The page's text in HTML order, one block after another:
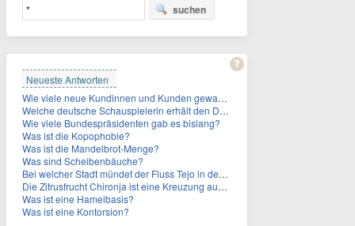
suchen
Neueste Antworten
Wie viele neue Kundinnen und Kunden gewann MagentaTV allein durch die WM hinzu?
Welche deutsche Schauspielerin erhält den Deutschen Kulturpolitikpreis?
Wie viele Bundespräsidenten gab es bislang?
Was ist die Kopophobie?
Was ist die Mandelbrot-Menge?
Was sind Scheibenbäuche?
Bei welcher Stadt mündet der Fluss Tejo in den Atlantik?
Die Zitrusfrucht Chironja ist eine Kreuzung aus welchen Früchten?
Was ist eine Hamelbasis?
Was ist eine Kontorsion?